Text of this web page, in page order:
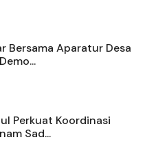
Bersama Aparatur Desa
Perkuat Koordinasi
Sad...